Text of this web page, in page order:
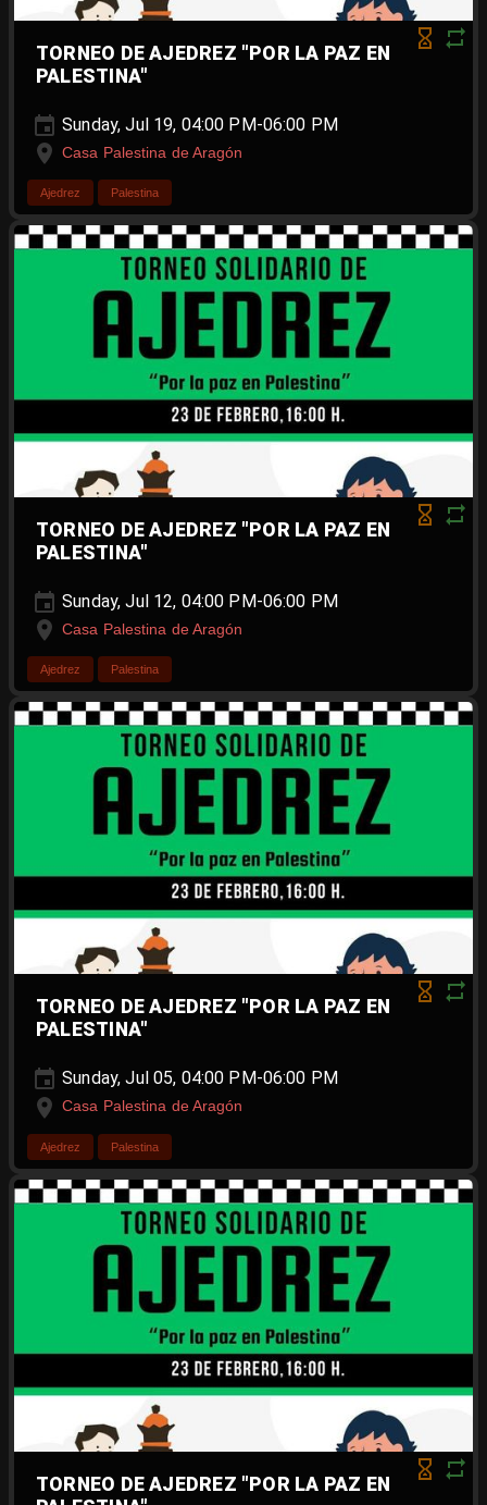
TORNEO DE AJEDREZ "POR LA PAZ EN
PALESTINA"
Sunday, Jul 19, 04:00 PM-06:00 PM
Casa Palestina de Aragón
Ajedrez Palestina
TORNEO DE AJEDREZ "POR LA PAZ EN
PALESTINA"
Sunday, Jul 12, 04:00 PM-06:00 PM
Casa Palestina de Aragón
Ajedrez Palestina
TORNEO DE AJEDREZ "POR LA PAZ EN
PALESTINA"
Sunday, Jul 05, 04:00 PM-06:00 PM
Casa Palestina de Aragón
Ajedrez Palestina
TORNEO DE AJEDREZ "POR LA PAZ EN